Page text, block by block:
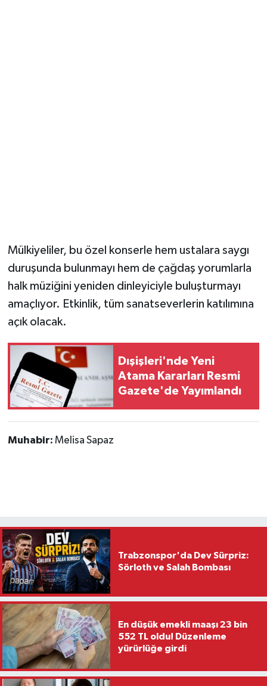
Mülkiyeliler, bu özel konserle hem ustalara saygı
duruşunda bulunmayı hem de çağdaş yorumlarla
halk müziğini yeniden dinleyiciyle buluşturmayı
amaçlıyor. Etkinlik, tüm sanatseverlerin katılımına
açık olacak.
Dışişleri'nde Yeni
Atama Kararları Resmi
Gazete'de Yayımlandı
Muhabir: Melisa Sapaz
Trabzonspor'da Dev Sürpriz:
Sörloth ve Salah Bombası
En düşük emekli maaşı 23 bin
552 TL oldu! Düzenleme
yürürlüğe girdi